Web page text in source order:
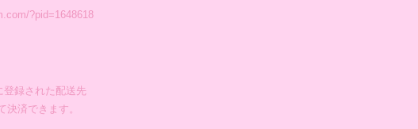
?pid=1648618
登録された配送先
決済できます。